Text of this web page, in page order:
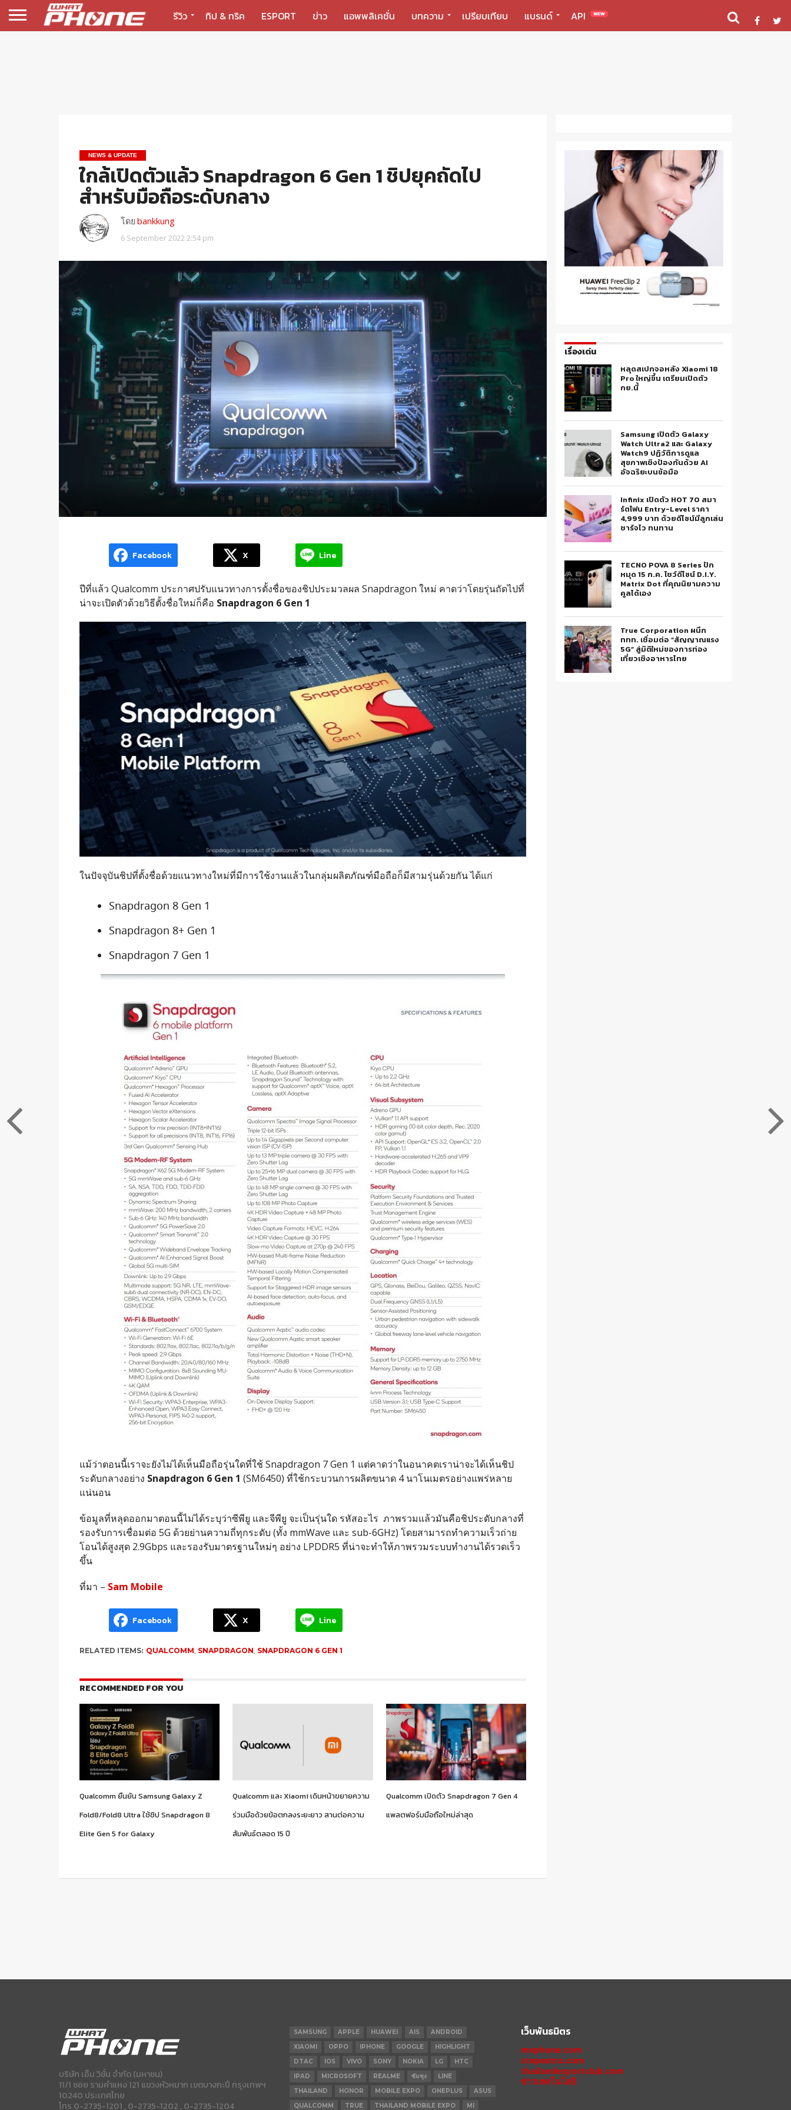
รีวิว ทิป & ทริค ESPORT ข่าว แอพพลิเคชั่น บทความ เปรียบเทียบ แบรนด์ API NEW
NEWS & UPDATE
ใกล้เปิดตัวแล้ว Snapdragon 6 Gen 1 ชิปยุคถัดไป
สำหรับมือถือระดับกลาง
โดยbankkung
6 September 2022 2:54 pm
Facebook X Line
ปีที่แล้ว Qualcomm ประกาศปรับแนวทางการตั้งชื่อของชิปประมวลผล Snapdragon ใหม่ คาดว่าโดยรุ่นถัดไปที่
น่าจะเปิดตัวด้วยวิธีตั้งชื่อใหม่ก็คือ Snapdragon 6 Gen 1
ในปัจจุบันชิปที่ตั้งชื่อด้วยแนวทางใหม่ที่มีการใช้งานแล้วในกลุ่มผลิตภัณฑ์มือถือก็มีสามรุ่นด้วยกัน ได้แก่
Snapdragon 8 Gen 1
Snapdragon 8+ Gen 1
Snapdragon 7 Gen 1
แม้ว่าตอนนี้เราจะยังไม่ได้เห็นมือถือรุ่นใดที่ใช้ Snapdragon 7 Gen 1 แต่คาดว่าในอนาคตเราน่าจะได้เห็นชิป
ระดับกลางอย่าง Snapdragon 6 Gen 1 (SM6450) ที่ใช้กระบวนการผลิตขนาด 4 นาโนเมตรอย่างแพร่หลาย
แน่นอน
ข้อมูลที่หลุดออกมาตอนนี้ไม่ได้ระบุว่าซีพียู และจีพียู จะเป็นรุ่นใด รหัสอะไร ภาพรวมแล้วมันคือชิประดับกลางที่
รองรับการเชื่อมต่อ 5G ด้วยย่านความถี่ทุกระดับ (ทั้ง mmWave และ sub-6GHz) โดยสามารถทำความเร็วถ่าย
โอนได้สูงสุด 2.9Gbps และรองรับมาตรฐานใหม่ๆ อย่าง LPDDR5 ที่น่าจะทำให้ภาพรวมระบบทำงานได้รวดเร็ว
ขึ้น
ที่มา – Sam Mobile
Facebook X Line
RELATED ITEMS: QUALCOMM, SNAPDRAGON, SNAPDRAGON 6 GEN 1
RECOMMENDED FOR YOU
Qualcomm ยืนยัน Samsung Galaxy Z
Fold8/Fold8 Ultra ใช้ชิป Snapdragon 8
Elite Gen 5 for Galaxy
Qualcomm และ Xiaomi เดินหน้าขยายความ
ร่วมมือด้วยข้อตกลงระยะยาว สานต่อความ
สัมพันธ์ตลอด 15 ปี
Qualcomm เปิดตัว Snapdragon 7 Gen 4
แพลตฟอร์มมือถือใหม่ล่าสุด
เรื่องเด่น
หลุดสเปกจอหลัง Xiaomi 18
Pro ใหญ่ขึ้น เตรียมเปิดตัว
กย.นี้
Samsung เปิดตัว Galaxy
Watch Ultra2 และ Galaxy
Watch9 ปฏิวัติการดูแล
สุขภาพเชิงป้องกันด้วย AI
อัจฉริยะบนข้อมือ
Infinix เปิดตัว HOT 70 สมา
ร์ตโฟน Entry-Level ราคา
4,999 บาท ด้วยดีไซน์มีลูกเล่น
ชาร์จไว ทนทาน
TECNO POVA 8 Series ปัก
หมุด 15 ก.ค. โชว์ดีไซน์ D.I.Y.
Matrix Dot ที่คุณนิยามความ
คูลได้เอง
True Corporation ผนึก
ททท. เชื่อมต่อ “สัญญาณแรง
5G” สู่มิติใหม่ของการท่อง
เที่ยวเชิงอาหารไทย
บริษัท เอ็ม วิชั่น จำกัด (มหาชน)
11/1 ซอย รามคำแหง 121 แขวงหัวหมาก เขตบางกะปี กรุงเทพฯ
10240 ประเทศไทย
โทร 0-2735-1201 , 0-2735-1202 , 0-2735-1204
SAMSUNG APPLE HUAWEI AIS
ANDROID
XIAOMI
OPPO IPHONE GOOGLE
HIGHLIGHT
DTAC
IOS VIVO SONY NOKIA LG
HTC
IPAD
MICROSOFT REALME ซัมซุง
LINE
THAILAND
HONOR MOBILE EXPO ONEPLUS
ASUS
QUALCOMM
TRUE THAILAND MOBILE EXPO MI
เว็บพันธมิตร
mxphone.com
stepextra.com
thailandesportclub.com
ข่าวเทคโนโลยี